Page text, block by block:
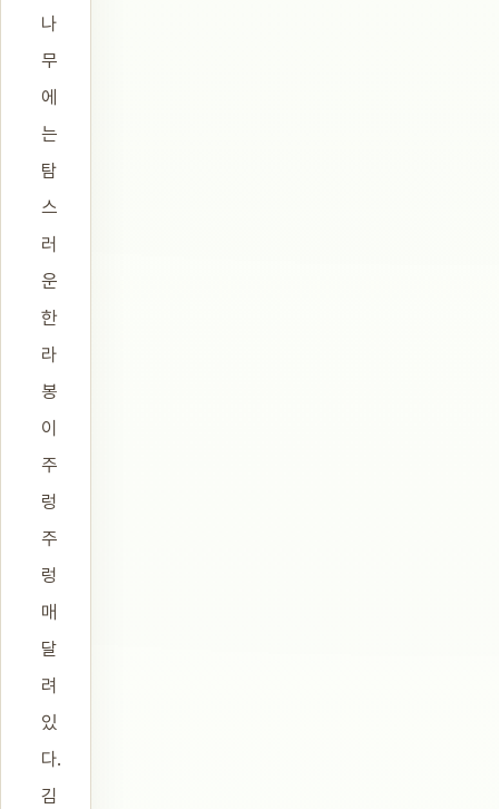
나
무
에
는
탐
스
러
운
한
라
봉
이
주
렁
주
렁
매
달
려
있
다.
김